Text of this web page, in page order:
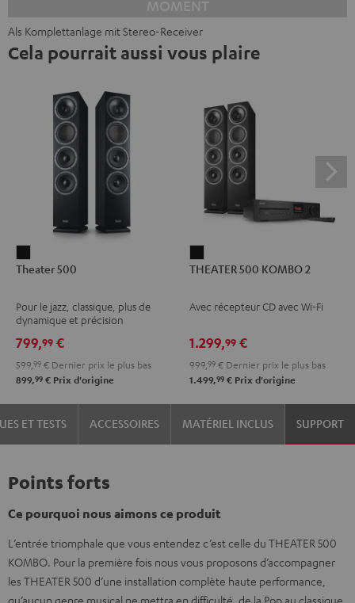
Als Komplettanlage mit Stereo-Receiver
Cela pourrait aussi vous plaire
500
Theater 500
Pour le jazz, classique, plus de
dynamique et précision
799,99 €
599, 99 € Dernier prix le plus bas
899,99 € Prix d'origine
500
2
THEATER 500 KOMBO 2
Avec récepteur CD avec Wi-Fi
1.299,99 €
999, 99 € Dernier prix le plus bas
1.499,99 € Prix d'origine
ET TESTS ACCESSOIRES MATÉRIEL INCLUS SUPPORT
Points forts
Ce pourquoi nous aimons ce produit
L’entrée triomphale que vous entendez c’est celle du THEATER 500
KOMBO. Pour la première fois nous vous proposons d’accompagner
les THEATER 500 d’une installation complète haute performance,
qu’aucun genre musical ne mettra en difficulté, de la Pop au classique